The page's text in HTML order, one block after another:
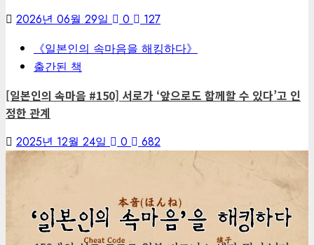
2026년 06월 29일 0
127
《일본인의 속마음을 해킹하다》
출간된 책
[일본인의 속마음 #150] 서로가 ‘앞으로도 함께할 수 있다’고 인
정한 관계
2025년 12월 24일 0 682